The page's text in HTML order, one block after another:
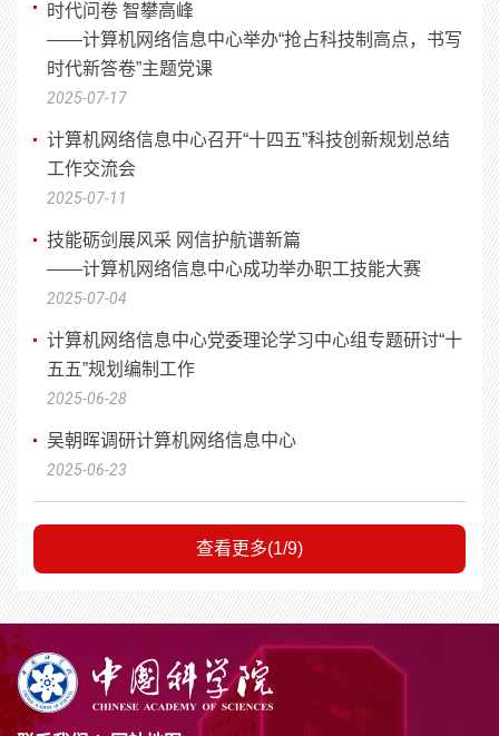
时代问卷 智攀高峰
——计算机网络信息中心举办“抢占科技制高点，书写
时代新答卷”主题党课
2025-07-17
计算机网络信息中心召开“十四五”科技创新规划总结
工作交流会
2025-07-11
技能砺剑展风采 网信护航谱新篇
——计算机网络信息中心成功举办职工技能大赛
2025-07-04
计算机网络信息中心党委理论学习中心组专题研讨“十
五五”规划编制工作
2025-06-28
吴朝晖调研计算机网络信息中心
2025-06-23
查看更多(1/9)